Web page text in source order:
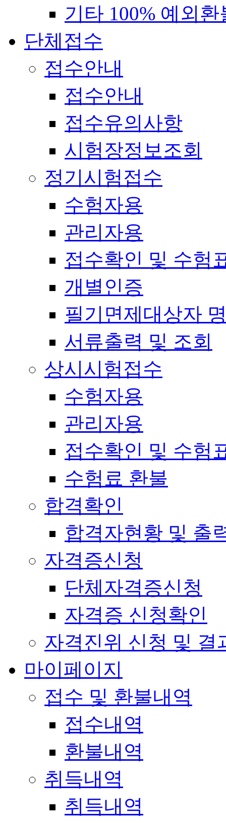
기타 100% 예외환
단체접수
접수안내
접수안내
접수유의사항
시험장정보조회
정기시험접수
수험자용
관리자용
접수확인 및 수험
개별인증
필기면제대상자
서류출력 및 조회
상시시험접수
수험자용
관리자용
접수확인 및 수험
수험료 환불
합격확인
합격자현황 및 출
자격증신청
단체자격증신청
자격증 신청확인
자격진위 신청 및 결
마이페이지
접수 및 환불내역
접수내역
환불내역
취득내역
취득내역